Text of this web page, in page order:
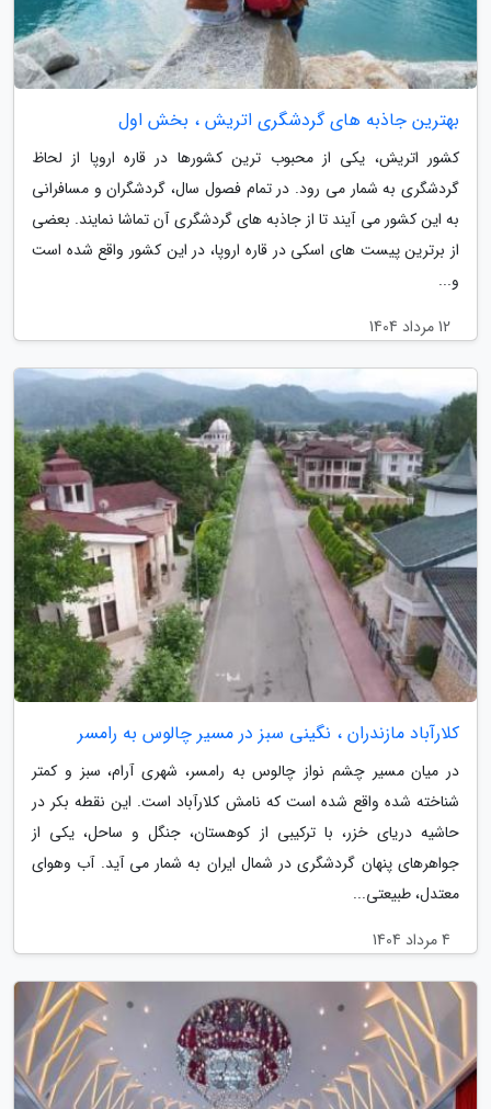
بهترین جاذبه های گردشگری اتریش ، بخش اول
کشور اتریش، یکی از محبوب ترین کشورها در قاره اروپا از لحاظ
گردشگری به شمار می رود. در تمام فصول سال، گردشگران و مسافرانی
به این کشور می آیند تا از جاذبه های گردشگری آن تماشا نمایند. بعضی
از برترین پیست های اسکی در قاره اروپا، در این کشور واقع شده است
و...
12 مرداد 1404
کلارآباد مازندران ، نگینی سبز در مسیر چالوس به رامسر
در میان مسیر چشم نواز چالوس به رامسر، شهری آرام، سبز و کمتر
شناخته شده واقع شده است که نامش کلارآباد است. این نقطه بکر در
حاشیه دریای خزر، با ترکیبی از کوهستان، جنگل و ساحل، یکی از
جواهرهای پنهان گردشگری در شمال ایران به شمار می آید. آب وهوای
معتدل، طبیعتی...
4 مرداد 1404